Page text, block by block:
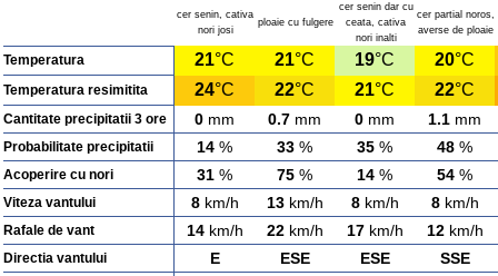
cer senin, cativa
nori josi
ploaie cu fulgere
cer senin dar cu
ceata, cativa
nori inalti
cer partial noros,
averse de ploaie
Temperatura 21°C 21°C 19°C 20°C
Temperatura resimitita 24°C 22°C 21°C 22°C
Cantitate precipitatii 3 ore 0 mm 0.7 mm 0 mm 1.1 mm
Probabilitate precipitatii 14 % 33 % 35 % 48 %
Acoperire cu nori 31 % 75 % 14 % 54 %
Viteza vantului 8km/h 13km/h 8km/h 8km/h
Rafale de vant 14km/h 22km/h 17km/h 12km/h
Directia vantului E ESE ESE SSE